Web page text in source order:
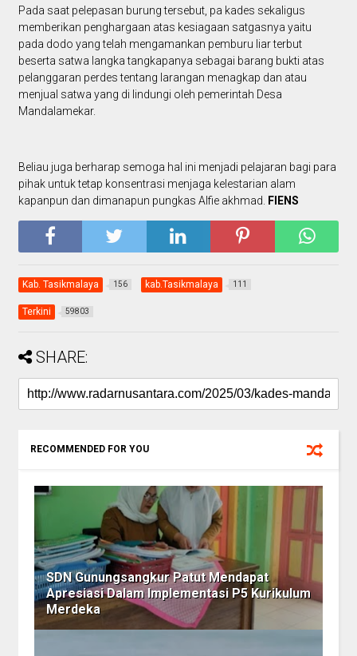
Pada saat pelepasan burung tersebut, pa kades sekaligus
memberikan penghargaan atas kesiagaan satgasnya yaitu
pada dodo yang telah mengamankan pemburu liar terbut
beserta satwa langka tangkapanya sebagai barang bukti atas
pelanggaran perdes tentang larangan menagkap dan atau
menjual satwa yang di lindungi oleh pemerintah Desa
Mandalamekar.
Beliau juga berharap semoga hal ini menjadi pelajaran bagi para
pihak untuk tetap konsentrasi menjaga kelestarian alam
kapanpun dan dimanapun pungkas Alfie akhmad. FIENS
Kab. Tasikmalaya 156 kab.Tasikmalaya 111
Terkini 59803
SHARE:
RECOMMENDED FOR YOU
SDN Gunungsangkur Patut Mendapat
Apresiasi Dalam Implementasi P5 Kurikulum
Merdeka